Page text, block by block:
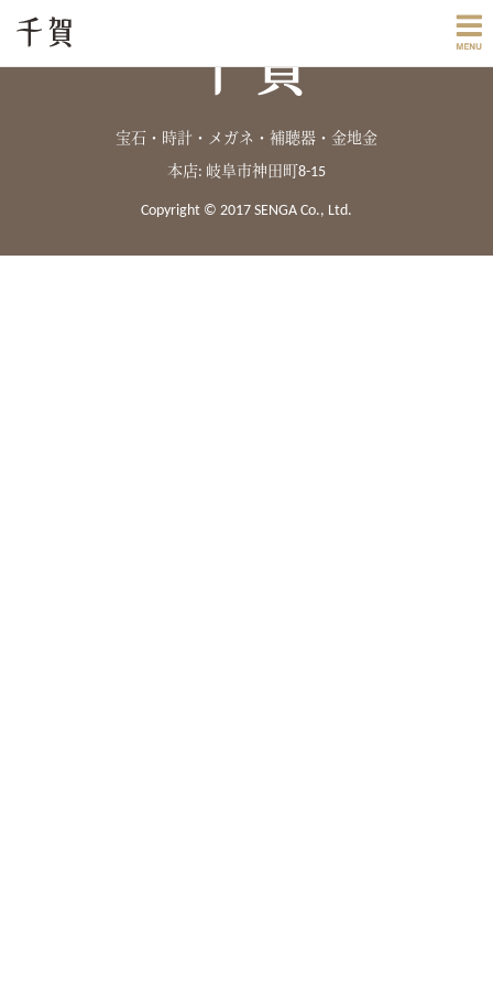
宝石・時計・メガネ・補聴器・金地金
本店: 岐阜市神田町8-15
Copyright © 2017 SENGA Co., Ltd.